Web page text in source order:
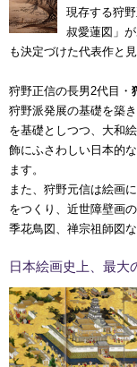
現存する狩
叔愛蓮図」
も決定づけた代表作と
狩野正信の長男2代目・
狩野派発展の基礎を築
を基礎としつつ、大和
飾にふさわしい日本的
ます。
また、狩野元信は絵画
をつくり、近世障壁画
季花鳥図、禅宗祖師図な
日本絵画史上、最大